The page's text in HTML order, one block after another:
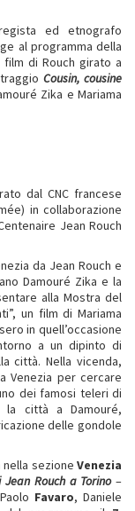
ed etnografo
al programma della
film di Rouch girato a
Cousin, cousine
Zika e Mariama
dal CNC francese
in collaborazione
Jean Rouch
da Jean Rouch e
Damouré Zika e la
alla Mostra del
un film di Mariama
in quell’occasione
a un dipinto di
città. Nella vicenda,
Venezia per cercare
dei famosi teleri di
la città a Damouré,
delle gondole
nella sezioneVenezia
Jean Rouch a Torino–
Favaro, Daniele